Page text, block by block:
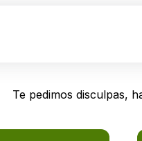
Te pedimos disculpas,